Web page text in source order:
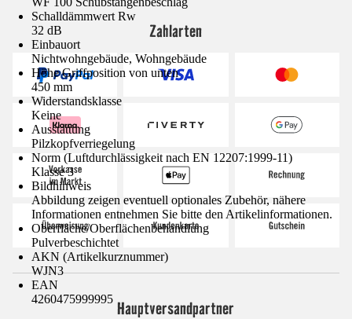
Schalldämmwert Rw
32 dB
Einbauort
Nichtwohngebäude, Wohngebäude
Höhe Griffposition von unten
450 mm
Widerstandsklasse
Keine
Ausstattung
Pilzkopfverriegelung
Norm (Luftdurchlässigkeit nach EN 12207:1999-11)
Klasse 3
Bildhinweis
Abbildung zeigen eventuell optionales Zubehör, nähere
Informationen entnehmen Sie bitte den Artikelinformationen.
Oberfläche/Oberflächenbehandlung
Pulverbeschichtet
AKN (Artikelkurznummer)
WJN3
EAN
4260475999995
Zahlarten
Hauptversandpartner